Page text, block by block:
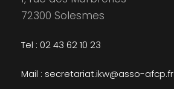
72300 Solesmes
Tel : 02 43 62 10 23
Mail : secretariat.ikw@asso-afcp.fr